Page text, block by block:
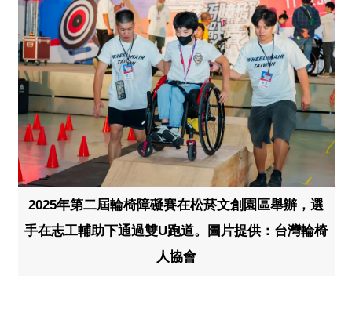
2025年第二屆輪椅障礙賽在松菸文創園區舉辦，選
手在志工輔助下通過雙U跑道。圖片提供：台灣輪椅
人協會